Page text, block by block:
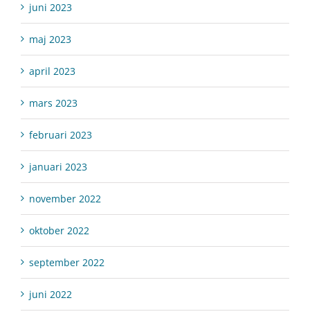
juni 2023
maj 2023
april 2023
mars 2023
februari 2023
januari 2023
november 2022
oktober 2022
september 2022
juni 2022